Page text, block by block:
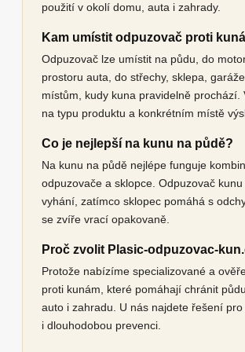
použití v okolí domu, auta i zahrady.
Kam umístit odpuzovač proti
Odpuzovač lze umístit na půdu, do
prostoru auta, do střechy, sklepa,
místům, kudy kuna pravidelně prochází.
na typu produktu a konkrétním místě
Co je nejlepší na kunu na půdě?
Na kunu na půdě nejlépe funguje
odpuzovače a sklopce. Odpuzovač
vyhání, zatímco sklopec pomáhá s
se zvíře vrací opakovaně.
Proč zvolit Plasic-odpuzovac-
Protože nabízíme specializované a
proti kunám, které pomáhají chránit
auto i zahradu. U nás najdete řešení pro
i dlouhodobou prevenci.